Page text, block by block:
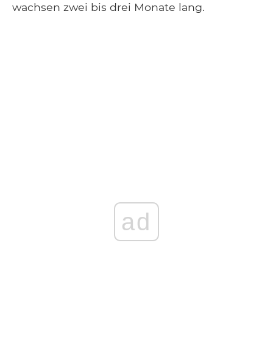
wachsen zwei bis drei Monate lang.
ad